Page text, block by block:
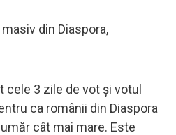
din Diaspora,
cele 3 zile de vot și votul
ca românii din Diaspora
cât mai mare. Este